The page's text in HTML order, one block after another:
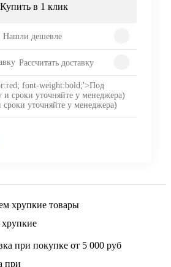
Купить в 1 клик
Нашли дешевле
Рассчитать доставку
уточняйте у менеджера)
при